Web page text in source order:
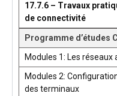
17.7.6 – Travaux
de connectivité
Programme d’études
Modules 1: Les réseaux
Modules 2:
des terminaux